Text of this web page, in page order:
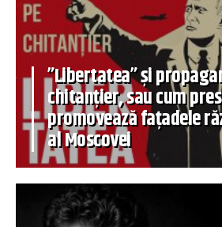
”Libertatea” și
chitanțier, sau cum
promovează fațadele
al Moscovei